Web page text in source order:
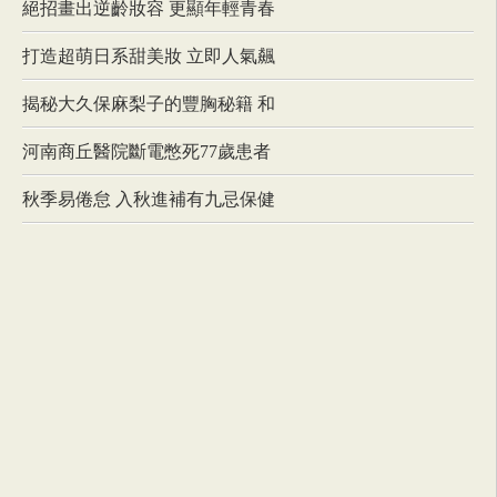
絕招畫出逆齡妝容 更顯年輕青春
打造超萌日系甜美妝 立即人氣飆
揭秘大久保麻梨子的豐胸秘籍 和
河南商丘醫院斷電憋死77歲患者
秋季易倦怠 入秋進補有九忌保健